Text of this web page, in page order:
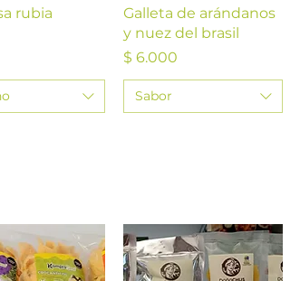
rubia
Galleta de arándanos
y nuez del brasil
Precio
$ 6.000
Sabor